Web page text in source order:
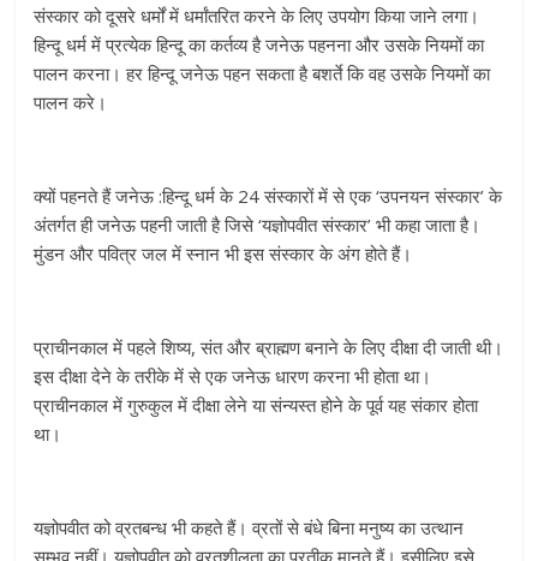
संस्कार को दूसरे धर्मों में धर्मांतरित करने के लिए उपयोग किया जाने लगा।
हिन्दू धर्म में प्रत्येक हिन्दू का कर्तव्य है जनेऊ पहनना और उसके नियमों का
पालन करना। हर हिन्दू जनेऊ पहन सकता है बशर्ते कि वह उसके नियमों का
पालन करे।
क्यों पहनते हैं जनेऊ :हिन्दू धर्म के 24 संस्कारों में से एक ‘उपनयन संस्कार’ के
अंतर्गत ही जनेऊ पहनी जाती है जिसे ‘यज्ञोपवीत संस्कार’ भी कहा जाता है।
मुंडन और पवित्र जल में स्नान भी इस संस्कार के अंग होते हैं।
प्राचीनकाल में पहले शिष्य, संत और ब्राह्मण बनाने के लिए दीक्षा दी जाती थी।
इस दीक्षा देने के तरीके में से एक जनेऊ धारण करना भी होता था।
प्राचीनकाल में गुरुकुल में दीक्षा लेने या संन्यस्त होने के पूर्व यह संकार होता
था।
यज्ञोपवीत को व्रतबन्ध भी कहते हैं। व्रतों से बंधे बिना मनुष्य का उत्थान
सम्भव नहीं। यज्ञोपवीत को व्रतशीलता का प्रतीक मानते हैं। इसीलिए इसे